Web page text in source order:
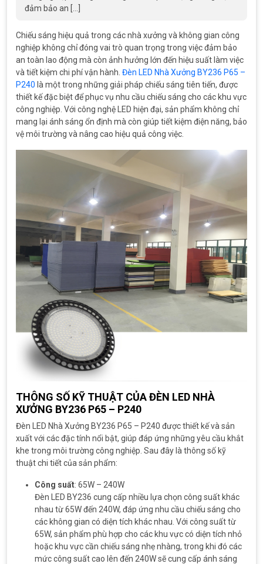
đảm bảo an […]
Chiếu sáng hiệu quả trong các nhà xưởng và không gian công
nghiệp không chỉ đóng vai trò quan trọng trong việc đảm bảo
an toàn lao động mà còn ảnh hưởng lớn đến hiệu suất làm việc
và tiết kiệm chi phí vận hành. Đèn LED Nhà Xưởng BY236 P65 –
P240 là một trong những giải pháp chiếu sáng tiên tiến, được
thiết kế đặc biệt để phục vụ nhu cầu chiếu sáng cho các khu vực
công nghiệp. Với công nghệ LED hiện đại, sản phẩm không chỉ
mang lại ánh sáng ổn định mà còn giúp tiết kiệm điện năng, bảo
vệ môi trường và nâng cao hiệu quả công việc.
THÔNG SỐ KỸ THUẬT CỦA ĐÈN LED NHÀ
XƯỞNG BY236 P65 – P240
Đèn LED Nhà Xưởng BY236 P65 – P240 được thiết kế và sản
xuất với các đặc tính nổi bật, giúp đáp ứng những yêu cầu khắt
khe trong môi trường công nghiệp. Sau đây là thông số kỹ
thuật chi tiết của sản phẩm:
Công suất: 65W – 240W
Đèn LED BY236 cung cấp nhiều lựa chọn công suất khác
nhau từ 65W đến 240W, đáp ứng nhu cầu chiếu sáng cho
các không gian có diện tích khác nhau. Với công suất từ
65W, sản phẩm phù hợp cho các khu vực có diện tích nhỏ
hoặc khu vực cần chiếu sáng nhẹ nhàng, trong khi đó các
mức công suất cao lên đến 240W sẽ cung cấp ánh sáng